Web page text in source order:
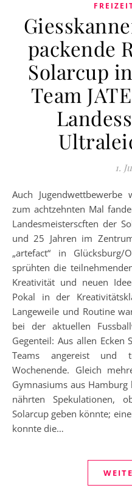
packende
Solarcup
Team
1.
Auch Jugendwettbewerbe werden mal volljährig: schon
zum achtzehnten Mal
Landesmeisterscften der
und 25 Jahren im
„artefact“ in
sprühten die
Kreativität und neuen
Pokal in der
Langeweile und Routine
bei der aktuellen
Gegenteil: Aus allen
Teams angereist und
Wochenende. Gleich
Gymnasiums aus
nährten Spekulationen,
Solarcup geben könnte;
konnte die…